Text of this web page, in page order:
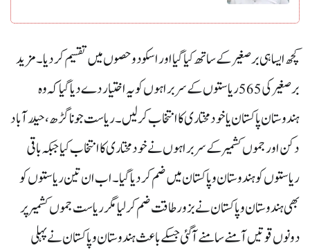
کچھ ایسا ہی برصغیر کے ساتھ کیا گیا اور اسکو دو حصوں میں تقسیم کر دیا۔مزید
برصغیر کی 565 ریاستوں کے سربراہوں کو یہ اختیار دے دیا گیا کہ وہ
ہندوستان پاکستان یا خودمختاری کا انتخاب کر لیں۔ ریاست جوناگڑھ، حیدرآباد
دکن اور جموں کشمیر کے سربراہوں نےخودمختاری کا انتخاب کیا جبکہ باقی
ریاستوں کو ہندوستان و پاکستان میں ضم کر دیا گیا۔ اب ان تین ریاستوں کو
بھی ہندوستان و پاکستان نے بزور طاقت ضم کر لیا مگر ریاست جموں کشمیر پر
دونوں قوتیں آمنے سامنے آگئی جسکے باعث ہندوستان و پاکستان نے پہلی